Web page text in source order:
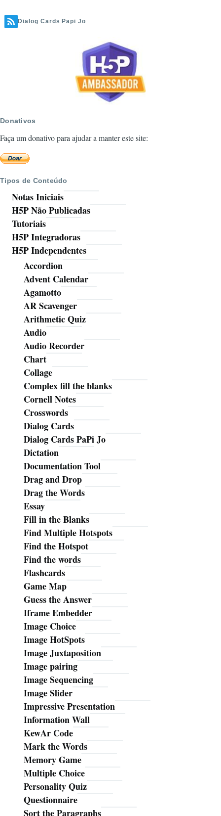
Dialog Cards Papi Jo
Donativos
Faça um donativo para ajudar a manter este site:
Tipos de Conteúdo
Notas Iniciais
H5P Não Publicadas
Tutoriais
H5P Integradoras
H5P Independentes
Accordion
Advent Calendar
Agamotto
AR Scavenger
Arithmetic Quiz
Audio
Audio Recorder
Chart
Collage
Complex fill the blanks
Cornell Notes
Crosswords
Dialog Cards
Dialog Cards PaPi Jo
Dictation
Documentation Tool
Drag and Drop
Drag the Words
Essay
Fill in the Blanks
Find Multiple Hotspots
Find the Hotspot
Find the words
Flashcards
Game Map
Guess the Answer
Iframe Embedder
Image Choice
Image HotSpots
Image Juxtaposition
Image pairing
Image Sequencing
Image Slider
Impressive Presentation
Information Wall
KewAr Code
Mark the Words
Memory Game
Multiple Choice
Personality Quiz
Questionnaire
Sort the Paragraphs